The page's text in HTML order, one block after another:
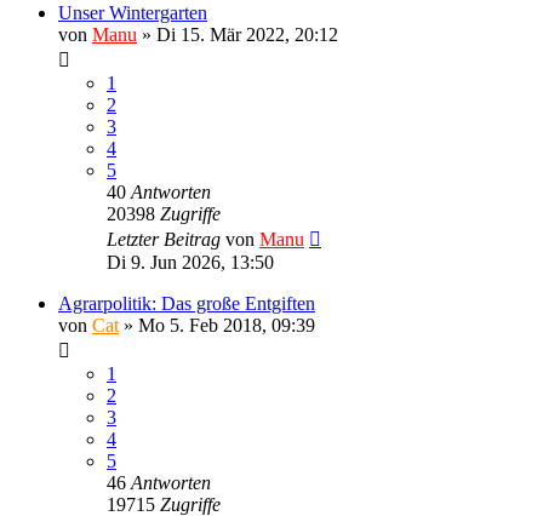
Unser Wintergarten
von Manu » Di 15. Mär 2022, 20:12
1
2
3
4
5
40 Antworten
20398 Zugriffe
Letzter Beitrag von Manu
Di 9. Jun 2026, 13:50
Agrarpolitik: Das große Entgiften
von Cat » Mo 5. Feb 2018, 09:39
1
2
3
4
5
46 Antworten
19715 Zugriffe